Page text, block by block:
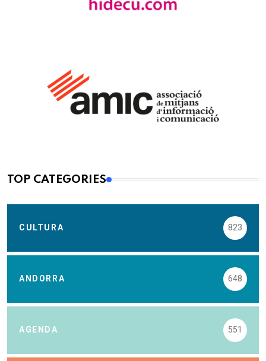
TOP CATEGORIES
CULTURA 823
ANDORRA 648
AGENDA 551